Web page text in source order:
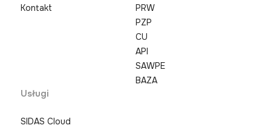
Kontakt
PRW
PZP
CU
API
SAWPE
BAZA
Usługi
SIDAS Cloud